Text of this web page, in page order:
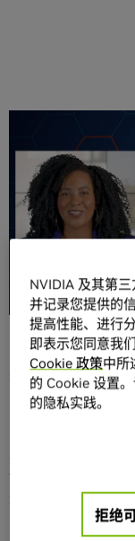
NVIDIA全栈式AI方
务器，助力企业更
2023 年 1 月 17
NVIDIA 提供加速的
过 AI，高效地实现
大规模的合作。
15 款下一代戴尔
决方案（包括 GPU
件），为企业构建
别、网络安全、推
NVIDIA 及其第
并记录您提供的
提高性能、进行
即表示您同意我
Cookie 政策中所
的 Cookie 设置
的隐私实践。
拒绝